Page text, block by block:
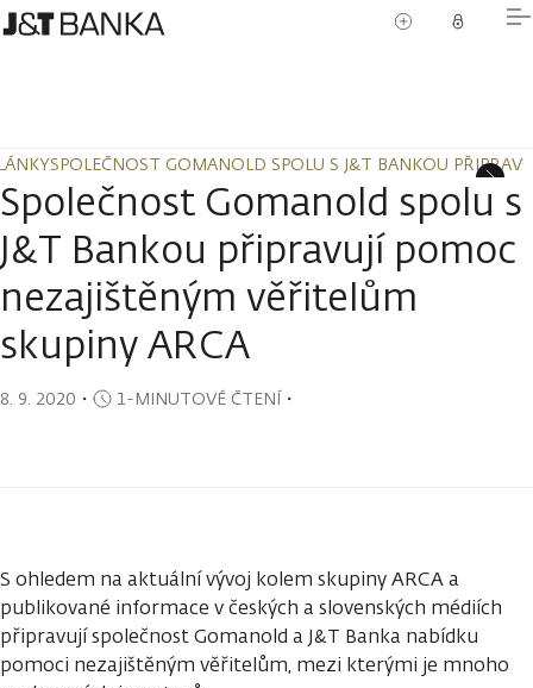
SPOLEČNOST GOMANOLD SPOLU S J&T BANKOU
SPOLEČNOST GOMANOLD SPOLU S J&T BANKOU
Společnost Gomanold spolu s
J&T Bankou připravují pomoc
nezajištěným věřitelům
skupiny ARCA
8. 9. 2020 ・ 1-MINUTOVÉ ČTENÍ・
S ohledem na aktuální vývoj kolem skupiny ARCA a
publikované informace v českých a slovenských médiích
připravují společnost Gomanold a J&T Banka nabídku
pomoci nezajištěným věřitelům, mezi kterými je mnoho